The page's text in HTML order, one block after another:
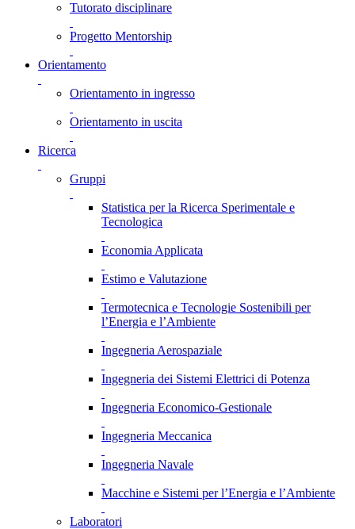
Tutorato disciplinare
Progetto Mentorship
Orientamento
Orientamento in ingresso
Orientamento in uscita
Ricerca
Gruppi
Statistica per la Ricerca Sperimentale e
Tecnologica
Economia Applicata
Estimo e Valutazione
Termotecnica e Tecnologie Sostenibili per
l’Energia e l’Ambiente
Ingegneria Aerospaziale
Ingegneria dei Sistemi Elettrici di Potenza
Ingegneria Economico-Gestionale
Ingegneria Meccanica
Ingegneria Navale
Macchine e Sistemi per l’Energia e l’Ambiente
Laboratori